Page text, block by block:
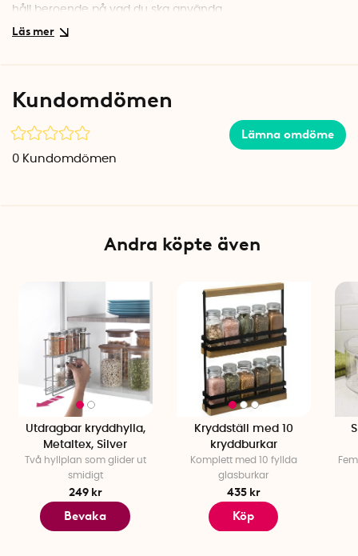
håll beroende på vad du ska använda.
genomtänkta design. Stället i vit metall ger en stabil bas,
vilken krydda som är vilken. Burkarna lyfts enkelt ur stället
när du ska fylla på eller använda dem vid spisen.
Material ställ: Metall
Material burkar: Akryl och polyeten
Kundomdömen
Lämna omdöme
0 Kundomdömen
Andra köpte även
Utdragbar kryddhylla,
Metaltex, Silver
Två hyllplan som glider ut
smidigt
249 kr
Bevaka
Kryddställ med 10
kryddburkar
Komplett med 10 fyllda
glasburkar
435 kr
Köp